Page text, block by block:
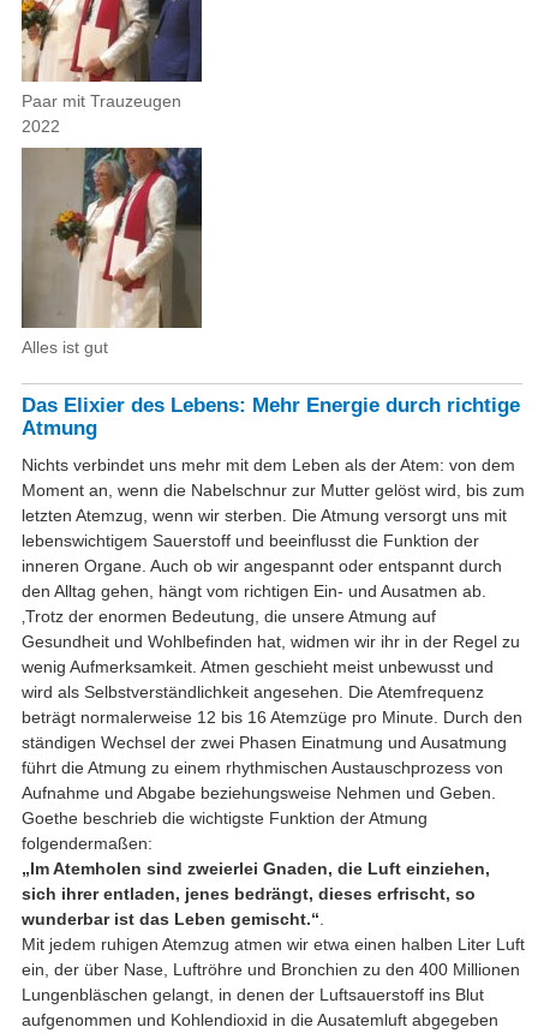
Paar mit Trauzeugen
2022
Alles ist gut
Das Elixier des Lebens: Mehr Energie durch richtige
Atmung
Nichts verbindet uns mehr mit dem Leben als der Atem: von dem
Moment an, wenn die Nabelschnur zur Mutter gelöst wird, bis zum
letzten Atemzug, wenn wir sterben. Die Atmung versorgt uns mit
lebenswichtigem Sauerstoff und beeinflusst die Funktion der
inneren Organe. Auch ob wir angespannt oder entspannt durch
den Alltag gehen, hängt vom richtigen Ein- und Ausatmen ab.
‚Trotz der enormen Bedeutung, die unsere Atmung auf
Gesundheit und Wohlbefinden hat, widmen wir ihr in der Regel zu
wenig Aufmerksamkeit. Atmen geschieht meist unbewusst und
wird als Selbstverständlichkeit angesehen. Die Atemfrequenz
beträgt normalerweise 12 bis 16 Atemzüge pro Minute. Durch den
ständigen Wechsel der zwei Phasen Einatmung und Ausatmung
führt die Atmung zu einem rhythmischen Austauschprozess von
Aufnahme und Abgabe beziehungsweise Nehmen und Geben.
Goethe beschrieb die wichtigste Funktion der Atmung
folgendermaßen:
„Im Atemholen sind zweierlei Gnaden, die Luft einziehen,
sich ihrer entladen, jenes bedrängt, dieses erfrischt, so
wunderbar ist das Leben gemischt.“
Mit jedem ruhigen Atemzug atmen wir etwa einen halben Liter Luft
ein, der über Nase, Luftröhre und Bronchien zu den 400 Millionen
Lungenbläschen gelangt, in denen der Luftsauerstoff ins Blut
aufgenommen und Kohlendioxid in die Ausatemluft abgegeben